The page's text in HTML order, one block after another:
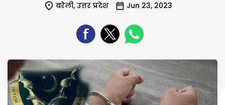
बरेली, उत्तर प्रदेश Jun 23, 2023